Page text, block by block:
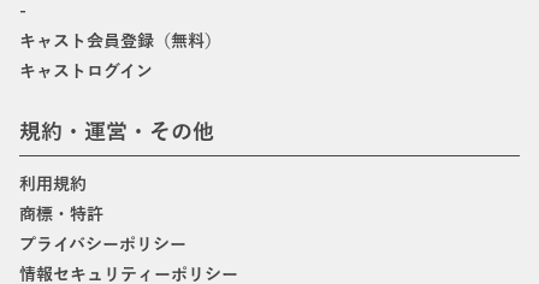
-
キャスト会員登録（無料）
キャストログイン
規約・運営・その他
利用規約
商標・特許
プライバシーポリシー
情報セキュリティーポリシー